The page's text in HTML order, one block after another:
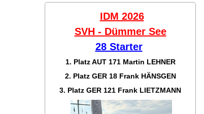
IDM 2026
SVH - Dümmer See
28 Starter
1. Platz AUT 171 Martin LEHNER
2. Platz GER 18 Frank HÄNSGEN
3. Platz GER 121 Frank LIETZMANN